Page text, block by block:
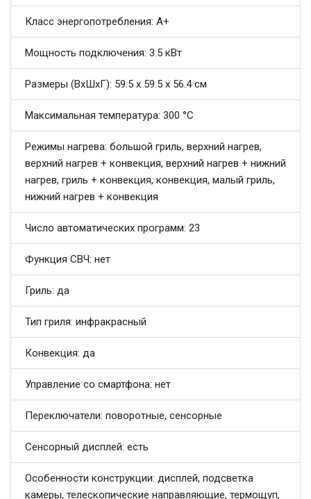
Класс энергопотребления: A+
Мощность подключения: 3.5 кВт
Размеры (ВхШхГ): 59.5 х 59.5 x 56.4 см
Максимальная температура: 300 °C
Режимы нагрева: большой гриль, верхний нагрев,
верхний нагрев + конвекция, верхний нагрев + нижний
нагрев, гриль + конвекция, конвекция, малый гриль,
нижний нагрев + конвекция
Число автоматических программ: 23
Функция СВЧ: нет
Гриль: да
Тип гриля: инфракрасный
Конвекция: да
Управление со смартфона: нет
Переключатели: поворотные, сенсорные
Сенсорный дисплей: есть
Особенности конструкции: дисплей, подсветка
камеры, телескопические направляющие, термощуп,